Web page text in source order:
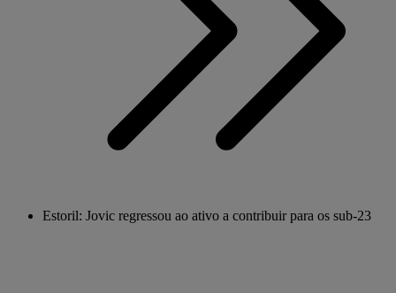
Estoril: Jovic regressou ao ativo a contribuir para os sub-23